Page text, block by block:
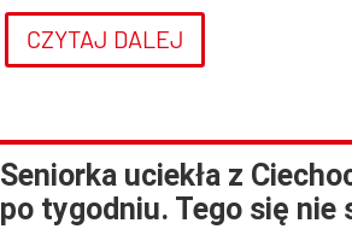
CZYTAJ DALEJ
Seniorka uciekła z
po tygodniu. Tego się nie